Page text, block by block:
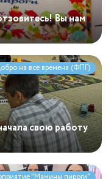
Вы нам
на все времена (ФПГ)
свою работу